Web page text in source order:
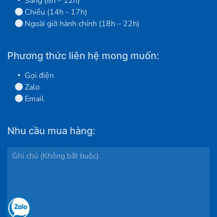
Chiều (14h - 17h)
Ngoài giờ hành chính (18h – 22h)
Phương thức liên hệ mong muốn:
Gọi điện
Zalo
Email
Nhu cầu mua hàng: